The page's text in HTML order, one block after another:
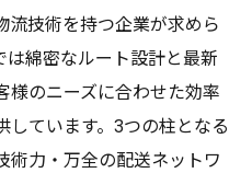
流技術を持つ企業が求めら
は綿密なルート設計と最新
様のニーズに合わせた効率
しています。3つの柱となる
術力・万全の配送ネットワ